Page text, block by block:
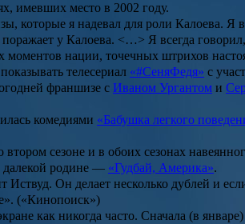
имевших место в 2002 году.
которые я надевал для роли Калоева.
поражает у Калоева. <…> Я всегда
моментов нации, точечных штрихов
телесериал «#СеняФедя» с
франшизе с Иваном Ургантом и
комедиями «Бабушка легкого
сезоне и в обоих сезонах
далекой родине — «Гудбай, Америка».
Он делает несколько дублей и
(«Кинопоиск»)
как никогда часто. Сначала (в